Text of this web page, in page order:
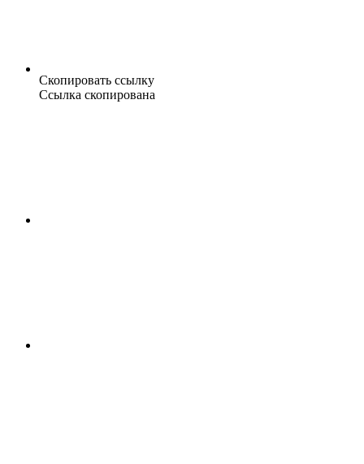
Скопировать ссылку
Ссылка скопирована